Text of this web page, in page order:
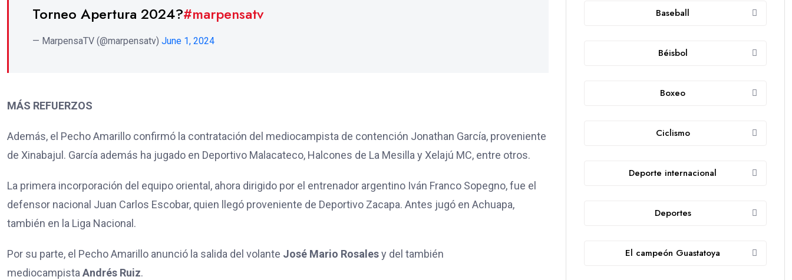
Torneo Apertura 2024?#marpensatv
— MarpensaTV (@marpensatv) June 1, 2024
MÁS REFUERZOS
Además, el Pecho Amarillo confirmó la contratación del mediocampista de contención Jonathan García, proveniente
de Xinabajul. García además ha jugado en Deportivo Malacateco, Halcones de La Mesilla y Xelajú MC, entre otros.
La primera incorporación del equipo oriental, ahora dirigido por el entrenador argentino Iván Franco Sopegno, fue el
defensor nacional Juan Carlos Escobar, quien llegó proveniente de Deportivo Zacapa. Antes jugó en Achuapa,
también en la Liga Nacional.
Por su parte, el Pecho Amarillo anunció la salida del volante José Mario Rosalesy del también
mediocampistaAndrés Ruiz.
Baseball
Béisbol
Boxeo
Ciclismo
Deporte internacional
Deportes
El campeón Guastatoya